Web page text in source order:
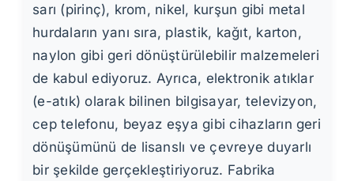
sarı (pirinç), krom, nikel, kurşun gibi metal
hurdaların yanı sıra, plastik, kağıt, karton,
naylon gibi geri dönüştürülebilir malzemeleri
de kabul ediyoruz. Ayrıca, elektronik atıklar
(e-atık) olarak bilinen bilgisayar, televizyon,
cep telefonu, beyaz eşya gibi cihazların geri
dönüşümünü de lisanslı ve çevreye duyarlı
bir şekilde gerçekleştiriyoruz. Fabrika